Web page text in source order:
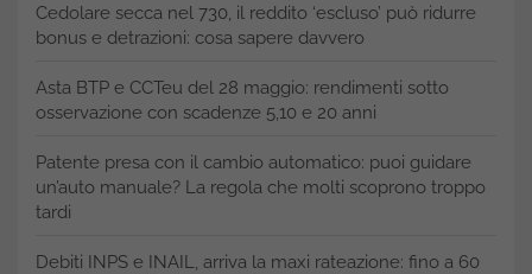
Cedolare secca nel 730, il reddito ‘escluso’ può ridurre
bonus e detrazioni: cosa sapere davvero
Asta BTP e CCTeu del 28 maggio: rendimenti sotto
osservazione con scadenze 5,10 e 20 anni
Patente presa con il cambio automatico: puoi guidare
un’auto manuale? La regola che molti scoprono troppo
tardi
Debiti INPS e INAIL, arriva la maxi rateazione: fino a 60